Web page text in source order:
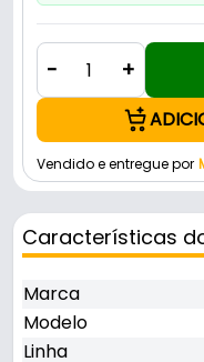
- +
Vendido e entregue por
Características
Marca
Modelo
Linha